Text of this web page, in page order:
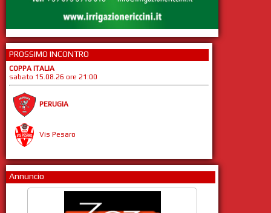
PROSSIMO INCONTRO
COPPA ITALIA
sabato 15.08.26 ore 21:00
PERUGIA
Vis Pesaro
Annuncio